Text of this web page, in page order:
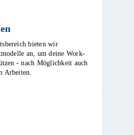
bieten wir
an, um deine Work-
- nach Möglichkeit auch
Arbeiten.